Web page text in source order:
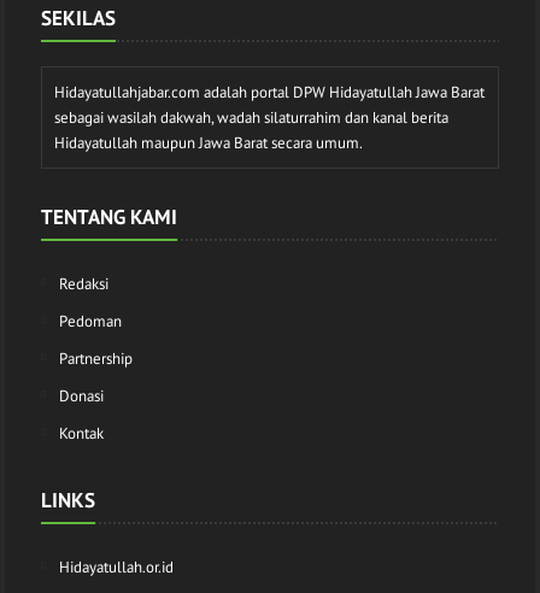
SEKILAS
Hidayatullahjabar.com adalah portal DPW Hidayatullah Jawa Barat
sebagai wasilah dakwah, wadah silaturrahim dan kanal berita
Hidayatullah maupun Jawa Barat secara umum.
TENTANG KAMI
Redaksi
Pedoman
Partnership
Donasi
Kontak
LINKS
Hidayatullah.or.id